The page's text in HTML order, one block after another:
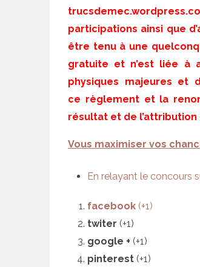
participations ainsi que
être tenu à une
gratuite et n’est liée à
physiques majeures et
ce règlement et la
résultat et de l’attribution
Vous maximiser vos
En relayant le concours
facebook (+1)
twiter (+1)
google + (+1)
pinterest (+1)